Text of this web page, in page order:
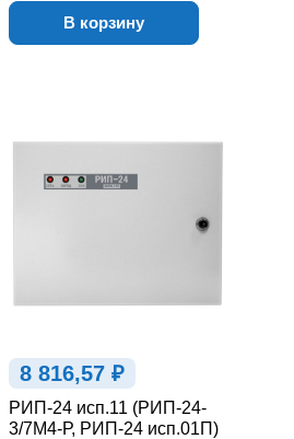
В корзину
8 816,57 ₽
РИП-24 исп.11 (РИП-24-
3/7М4-Р, РИП-24 исп.01П)